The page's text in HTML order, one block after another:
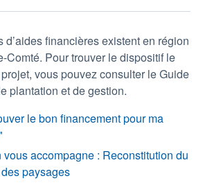
financières existent en région
Comté. Pour trouver le dispositif le
vous pouvez consulter le Guide
plantation et de gestion.
le bon financement pour ma
vous accompagne : Reconstitution du
paysages